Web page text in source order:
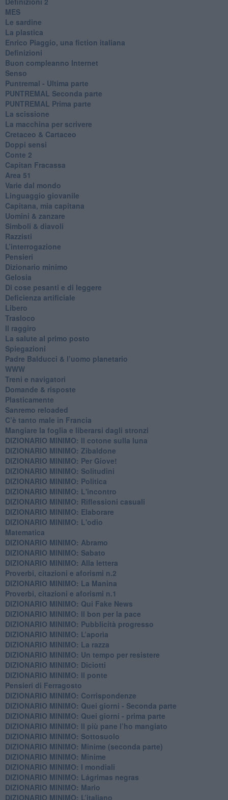
MES
Le sardine
La plastica
​Enrico Piaggio, una fiction italiana
Definizioni
​Buon compleanno Internet
Senso
Puntremal - Ultima parte
PUNTREMAL Seconda parte
​PUNTREMAL Prima parte
La scissione
La macchina per scrivere
Cretaceo & Cartaceo
Doppi sensi
​Conte 2
​Capitan Fracassa
​Area 51
Varie dal mondo
​Linguaggio giovanile
​Capitana, mia capitana
Uomini & zanzare
​Simboli & diavoli
Razzisti
​L’interrogazione
Pensieri
​Dizionario minimo
Gelosia
Di cose pesanti e di leggere
​Deficienza artificiale
Libero
Trasloco
Il raggiro
​La salute al primo posto
Spiegazioni
Padre Balducci & l’uomo planetario
WWW
​Treni e navigatori
​Domande & risposte
​Plasticamente
Sanremo reloaded
C’è tanto male in Francia
​Mangiare la foglia e liberarsi dagli stronzi
DIZIONARIO MINIMO: Il cotone sulla luna
DIZIONARIO MINIMO: Zibaldone
DIZIONARIO MINIMO: Per Giove!
DIZIONARIO MINIMO: Solitudini
DIZIONARIO MINIMO: Politica
DIZIONARIO MINIMO: L'incontro
DIZIONARIO MINIMO: Riflessioni casuali
DIZIONARIO MINIMO: Elaborare
DIZIONARIO MINIMO: L'odio
​Matematica
DIZIONARIO MINIMO: Abramo
DIZIONARIO MINIMO: Sabato
​DIZIONARIO MINIMO: Alla lettera
Proverbi, citazioni e aforismi n.2
DIZIONARIO MINIMO: La Manina
​Proverbi, citazioni e aforismi n.1
DIZIONARIO MINIMO: Qui Fake News
DIZIONARIO MINIMO: ​Il bon per la pace
DIZIONARIO MINIMO: Pubblicità progresso
DIZIONARIO MINIMO: L’aporìa
DIZIONARIO MINIMO: La razza
DIZIONARIO MINIMO: Un tempo per resistere
DIZIONARIO MINIMO: Diciotti
DIZIONARIO MINIMO: Il ponte
Pensieri di Ferragosto
DIZIONARIO MINIMO: Corrispondenze
DIZIONARIO MINIMO: Quei giorni - Seconda parte
DIZIONARIO MINIMO: Quei giorni - prima parte
DIZIONARIO MINIMO: Il più pane l’ho mangiato
DIZIONARIO MINIMO: Sottosuolo
DIZIONARIO MINIMO: Minime (seconda parte)
DIZIONARIO MINIMO: Minime
DIZIONARIO MINIMO: ​I mondiali
DIZIONARIO MINIMO: ​Lágrimas negras
DIZIONARIO MINIMO: Mario
DIZIONARIO MINIMO: L’italiano